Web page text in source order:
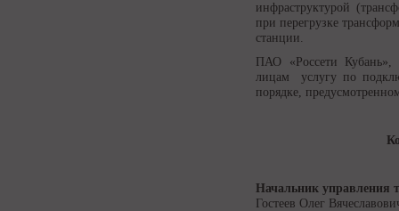
инфраструктурой
при перегрузке
станции.
ПАО «Россети Кубань»,
лицам услугу по
порядке,
Начальник управления
Гостеев Олег